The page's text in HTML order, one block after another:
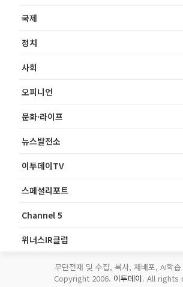
국제
정치
사회
오피니언
문화·라이프
뉴스발전소
이투데이TV
스페셜리포트
Channel 5
위너스IR클럽
무단전재 및 수집, 복사, 재배포, AI학습
Copyright 2006. 이투데이. All rights